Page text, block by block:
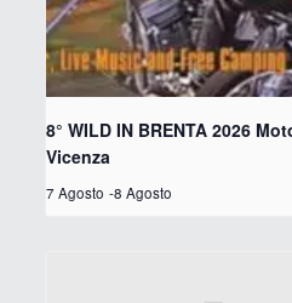
8° WILD IN BRENTA 2026
Vicenza
7 Agosto -8 Agosto